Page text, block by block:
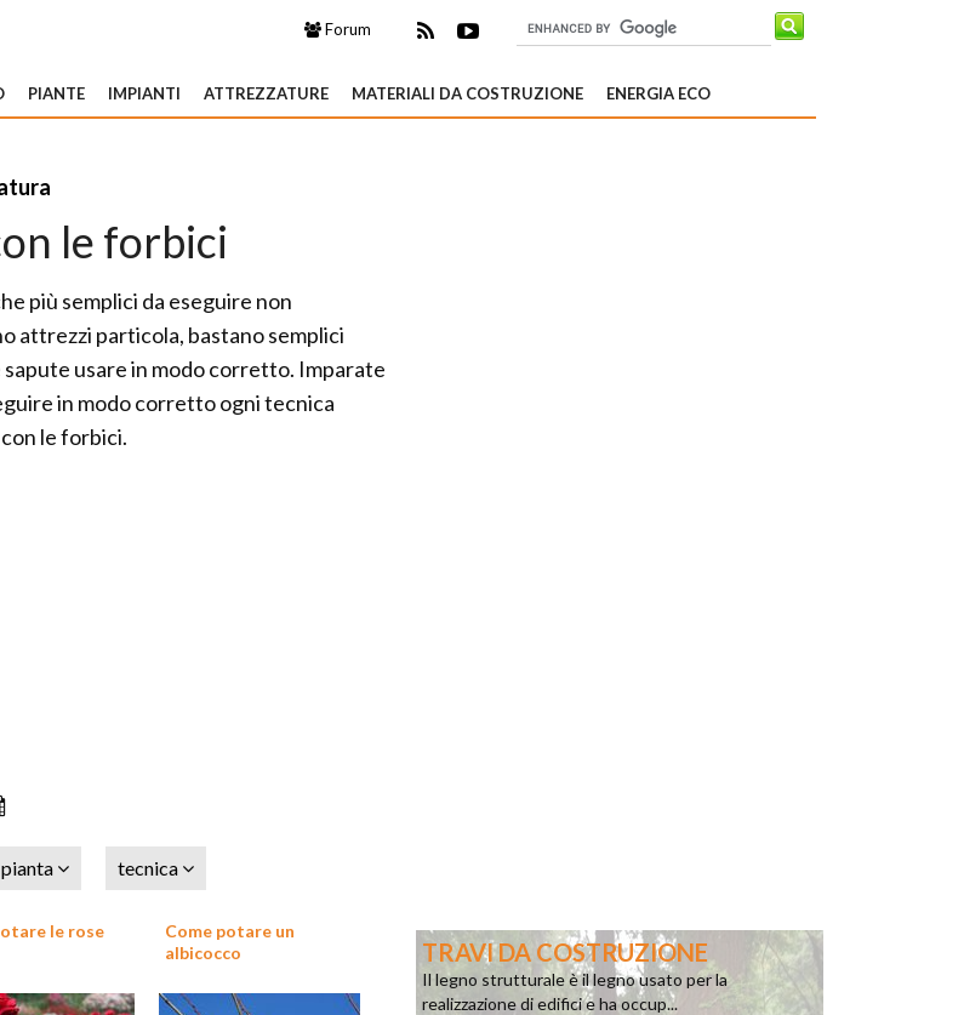
Forum
PIANTE IMPIANTI ATTREZZATURE MATERIALI DA COSTRUZIONE ENERGIA ECO
le forbici
più semplici da eseguire non
attrezzi particola, bastano semplici
usare in modo corretto. Imparate
in modo corretto ogni tecnica
le forbici.
pianta tecnica
le rose
Come potare un
albicocco
TRAVI DA COSTRUZIONE
Il legno strutturale è il legno usato per la
realizzazione di edifici e ha occup...